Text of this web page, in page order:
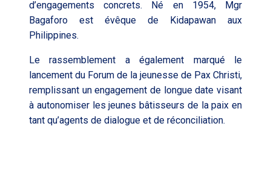
d’engagements concrets. Né en 1954, Mgr
Bagaforo est évêque de Kidapawan aux
Philippines.
Le rassemblement a également marqué le
lancement du Forum de la jeunesse de Pax Christi,
remplissant un engagement de longue date visant
à autonomiser les jeunes bâtisseurs de la paix en
tant qu’agents de dialogue et de réconciliation.